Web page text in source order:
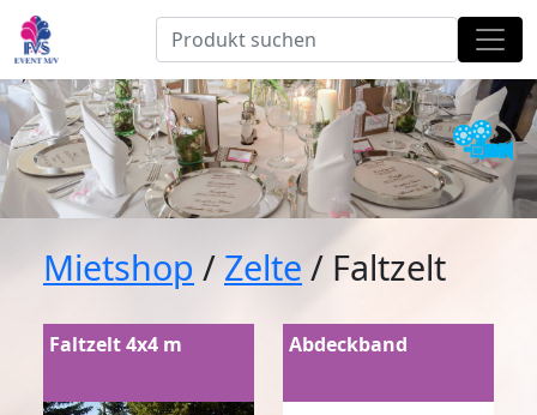
Mietshop / Zelte / Faltzelt
Faltzelt 4x4 m Abdeckband